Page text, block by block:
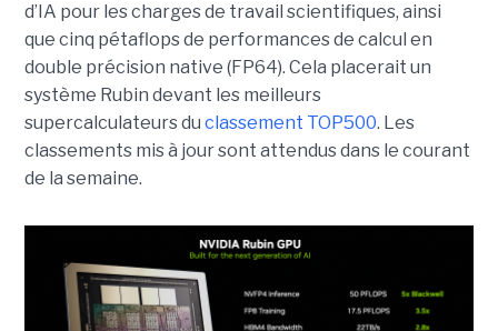
d’IA pour les charges de travail scientifiques, ainsi
que cinq pétaflops de performances de calcul en
double précision native (FP64). Cela placerait un
système Rubin devant les meilleurs
supercalculateurs du classement TOP500. Les
classements mis à jour sont attendus dans le courant
de la semaine.